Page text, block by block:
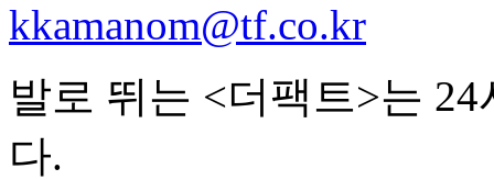
kkamanom@tf.co.kr
발로 뛰는 <더팩트>는
다.